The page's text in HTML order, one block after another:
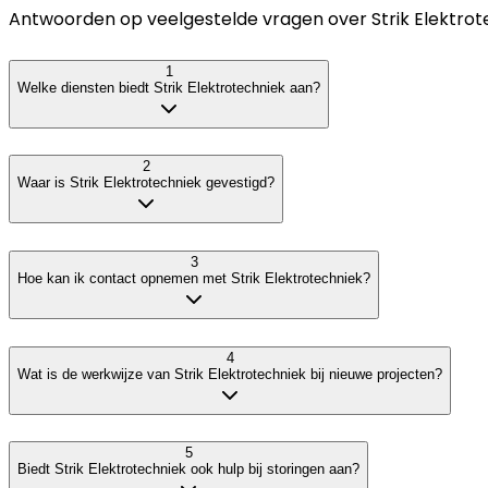
Antwoorden op veelgestelde vragen overStrik
1
Welke diensten biedt Strik Elektrotechniek aan?
2
Waar is Strik Elektrotechniek gevestigd?
3
Hoe kan ik contact opnemen met Strik Elektrotechniek?
4
Wat is de werkwijze van Strik Elektrotechniek bij nieuwe projecten?
5
Biedt Strik Elektrotechniek ook hulp bij storingen aan?